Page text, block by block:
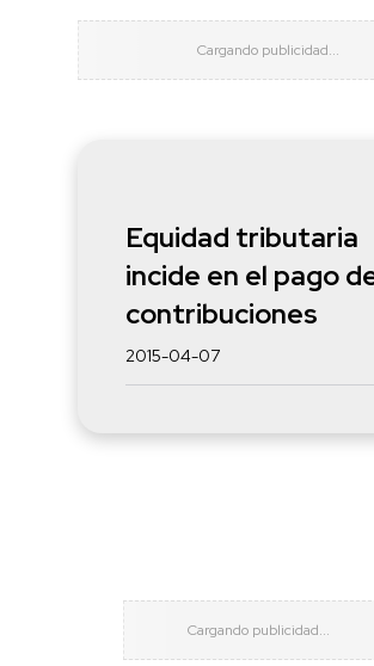
Equidad tributaria
incide en el pago
contribuciones
2015-04-07